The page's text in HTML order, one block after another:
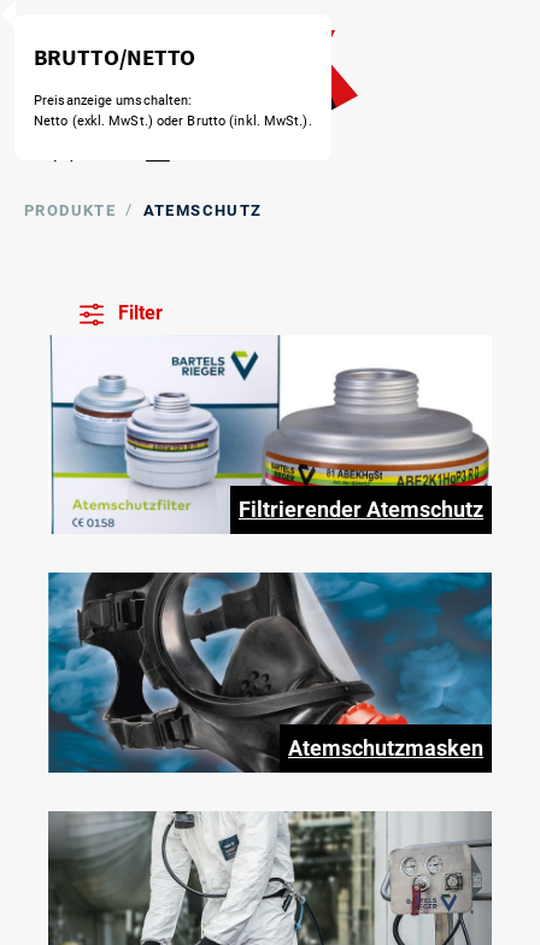
PRODUKTE / ATEMSCHUTZ
Filter
Filtrierender Atemschutz
Atemschutzmasken